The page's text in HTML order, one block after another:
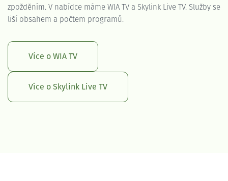
zpožděním. V nabídce máme WIA TV a Skylink Live TV. Služby se
liší obsahem a počtem programů.
Více o WIA TV
Více o Skylink Live TV